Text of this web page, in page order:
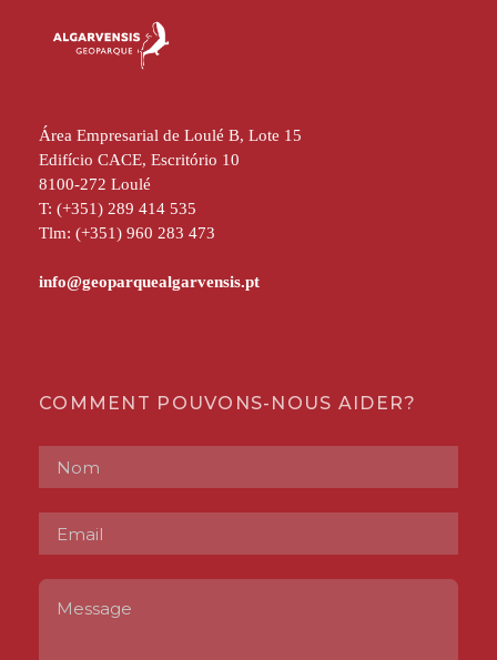
Área Empresarial de Loulé B, Lote 15
Edifício CACE, Escritório 10
8100-272 Loulé
T: (+351) 289 414 535
Tlm: (+351) 960 283 473
COMMENT POUVONS-NOUS AIDER?